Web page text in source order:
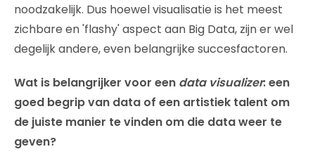
noodzakelijk. Dus hoewel visualisatie is het meest
zichbare en 'flashy' aspect aan Big Data, zijn er wel
degelijk andere, even belangrijke succesfactoren.
Wat is belangrijker voor een data visualizer: een
goed begrip van data of een artistiek talent om
de juiste manier te vinden om die data weer te
geven?